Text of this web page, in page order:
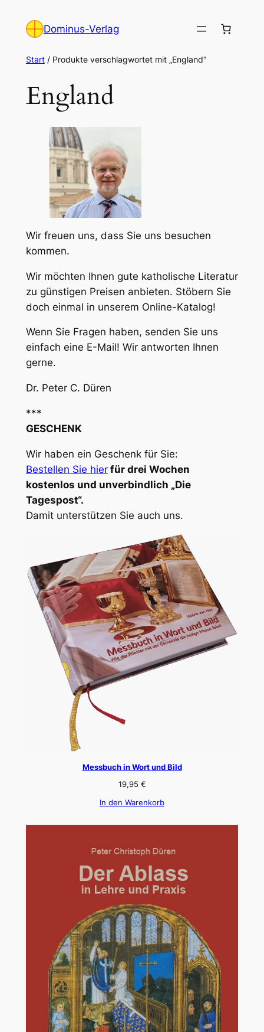
Inhalt
Dominus-Verlag
Start/ Produkte verschlagwortet mit „England“
England
Wir freuen uns, dass Sie uns besuchen
kommen.
Wir möchten Ihnen gute katholische Literatur
zu günstigen Preisen anbieten. Stöbern Sie
doch einmal in unserem Online-Katalog!
Wenn Sie Fragen haben, senden Sie uns
einfach eine E-Mail! Wir antworten Ihnen
gerne.
Dr. Peter C. Düren
***
GESCHENK
Wir haben ein Geschenk für Sie:
Bestellen Sie hier für drei Wochen
kostenlos und unverbindlich „Die
Tagespost“.
Damit unterstützen Sie auch uns.
Messbuch in Wort und Bild
19,95 €
In den Warenkorb